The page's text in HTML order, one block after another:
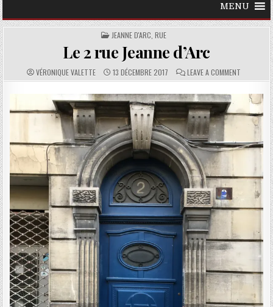
MENU
POSTED IN
JEANNE D'ARC, RUE
Le 2 rue Jeanne d’Arc
AUTHOR:
VÉRONIQUE VALETTE PUBLISHED DATE:
13 DÉCEMBRE 2017 COMMENTS:
LEAVE A COMMENTON LE 2